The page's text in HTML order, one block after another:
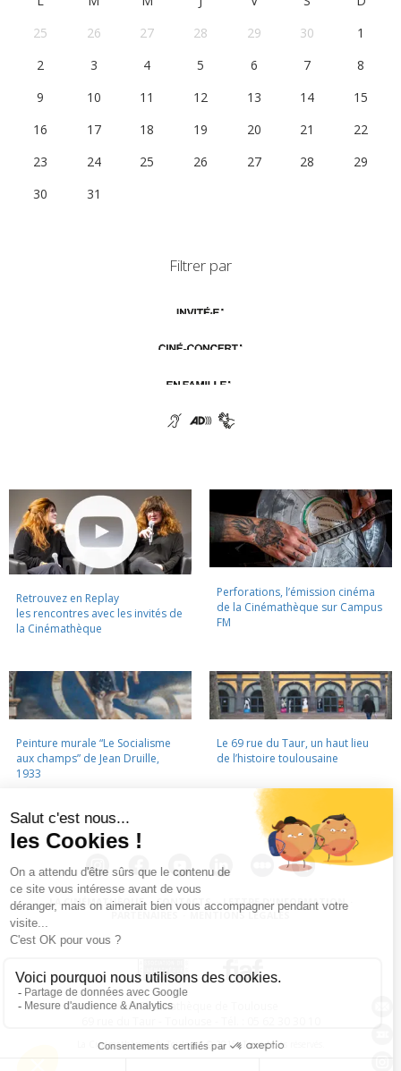
25
26 27 28 29 30
1
2
3 4 5 6 7
8
9
10 11 12 13 14
15
16
17 18 19 20 21
22
23
24 25 26 27 28
29
30
31
Filtrer par
Retrouvez en Replay
les rencontres avec les invités de
la Cinémathèque
Perforations, l’émission cinéma
de la Cinémathèque sur Campus
FM
Peinture murale “Le Socialisme
aux champs” de Jean Druille,
1933
Le 69 rue du Taur, un haut lieu
de l’histoire toulousaine
LA CINÉMATHÈQUE CONTACTS · LETTRE D'INFORMATION
PARTENAIRES · MENTIONS LÉGALES
La Cinémathèque de Toulouse
La Cinémathèque de Toulouse © 2015. Tous droits réservés.